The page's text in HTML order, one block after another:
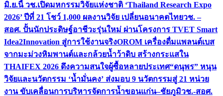
มิ.ย.นี้ วช.เปิดมหกรรมวิจัยแห่งชาติ ‘Thailand Research Expo
2026’ ปีที่ 21 โชว์ 1,000 ผลงานวิจัย เปลี่ยนอนาคตไทยวช. –
สอศ. ปั้นนักประดิษฐ์อาชีวะรุ่นใหม่ ผ่านโครงการ TVET Smart
Idea2Innovation สู่การใช้งานจริงOROM เครื่องดื่มแพลนต์เบส
จากมะม่วงหิมพานต์และกล้วยน้ำว้าดิบ สร้างกระแสใน
THAIFEX 2026 ดึงความสนใจผู้ซื้อหลายประเทศ“ดนุพร” หนุน
วิจัยและนวัตกรรม ‘น้ำมั่นคง’ ส่งมอบ 9 นวัตกรรมสู่ 21 หน่วย
งาน ขับเคลื่อนการบริหารจัดการน้ำขอนแก่น–ชัยภูมิวช.-สอศ.